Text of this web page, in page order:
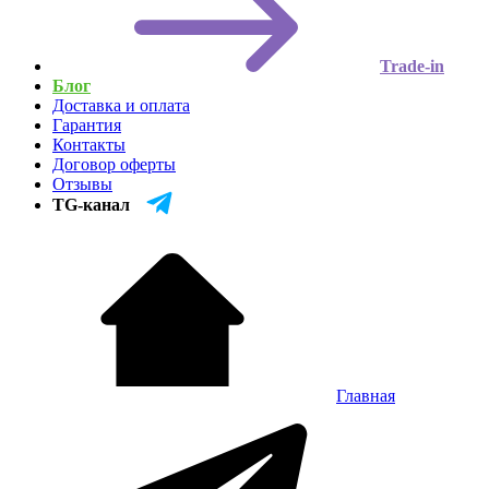
Trade-in
Блог
Доставка и оплата
Гарантия
Контакты
Договор оферты
Отзывы
TG-канал
Главная